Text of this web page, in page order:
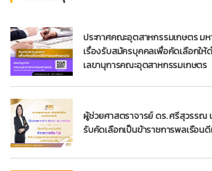
ประกาศคณะอุตสาหกรรมเกษตร ม
เรื่องรับสมัครบุคคลเพื่อคัดเลือกให้
เลขานุการคณะอุตสาหกรรมเกษตร
ผู้ช่วยศาสตราจารย์ ดร. ศรีสุวรรณ
รับคัดเลือกเป็นข้าราชการพลเรือน